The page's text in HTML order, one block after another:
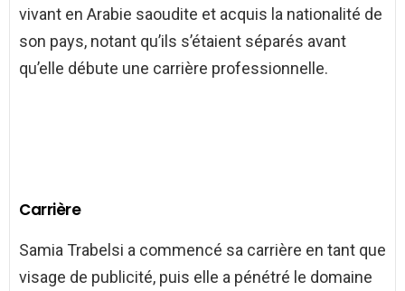
vivant en Arabie saoudite et acquis la nationalité de
son pays, notant qu’ils s’étaient séparés avant
qu’elle débute une carrière professionnelle.
Carrière
Samia Trabelsi a commencé sa carrière en tant que
visage de publicité, puis elle a pénétré le domaine